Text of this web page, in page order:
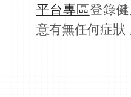
平台專區登錄
意有無任何症狀